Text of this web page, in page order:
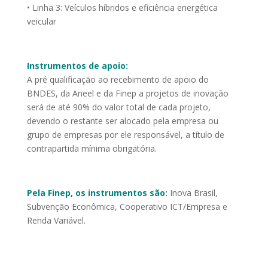
• Linha 3: Veículos híbridos e eficiência energética
veicular
Instrumentos de apoio:
A pré qualificação ao recebimento de apoio do
BNDES, da Aneel e da Finep a projetos de inovação
será de até 90% do valor total de cada projeto,
devendo o restante ser alocado pela empresa ou
grupo de empresas por ele responsável, a título de
contrapartida mínima obrigatória.
Pela Finep, os instrumentos são: Inova Brasil,
Subvenção Econômica, Cooperativo ICT/Empresa e
Renda Variável.